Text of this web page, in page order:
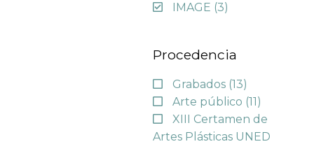
IMAGE (3)
Procedencia
Grabados (13)
Arte público (11)
XIII Certamen de
Artes Plásticas UNED